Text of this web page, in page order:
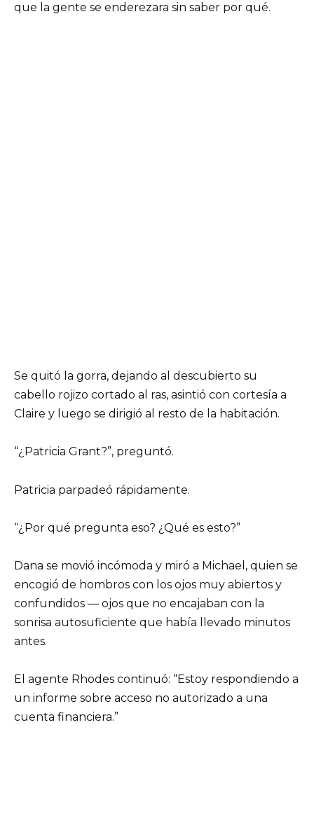
que la gente se enderezara sin saber por qué.
Se quitó la gorra, dejando al descubierto su
cabello rojizo cortado al ras, asintió con cortesía a
Claire y luego se dirigió al resto de la habitación.
“¿Patricia Grant?”, preguntó.
Patricia parpadeó rápidamente.
“¿Por qué pregunta eso? ¿Qué es esto?”
Dana se movió incómoda y miró a Michael, quien se
encogió de hombros con los ojos muy abiertos y
confundidos — ojos que no encajaban con la
sonrisa autosuficiente que había llevado minutos
antes.
El agente Rhodes continuó: “Estoy respondiendo a
un informe sobre acceso no autorizado a una
cuenta financiera.”